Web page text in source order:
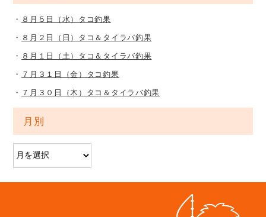
８月５日（水）タコ釣果
８月２日（日）タコ＆タイラバ釣果
８月１日（土）タコ＆タイラバ釣果
７月３１日（金）タコ釣果
７月３０日（木）タコ＆タイラバ釣果
月別